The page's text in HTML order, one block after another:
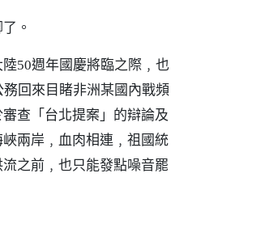
。
50週年國慶將臨之際﹐也
回來目睹非洲某國內戰頻
查「台北提案」的辯論及
兩岸﹐血肉相連﹐祖國統
之前﹐也只能發點噪音罷